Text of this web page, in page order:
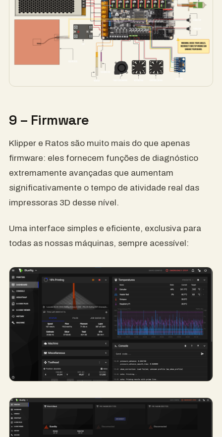
9 – Firmware
Klipper e Ratos são muito mais do que apenas
firmware: eles fornecem funções de diagnóstico
extremamente avançadas que aumentam
significativamente o tempo de atividade real das
impressoras 3D desse nível.
Uma interface simples e eficiente, exclusiva para
todas as nossas máquinas, sempre acessível: